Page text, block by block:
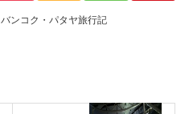
バンコク・パタヤ旅行記